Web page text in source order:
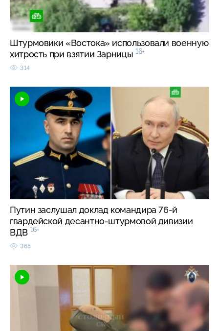
Штурмовики «Востока» использовали военную
хитрость при взятии Зарницы 16+
314
Путин заслушал доклад командира 76-й
гвардейской десантно-штурмовой дивизии
ВДВ 16+
365